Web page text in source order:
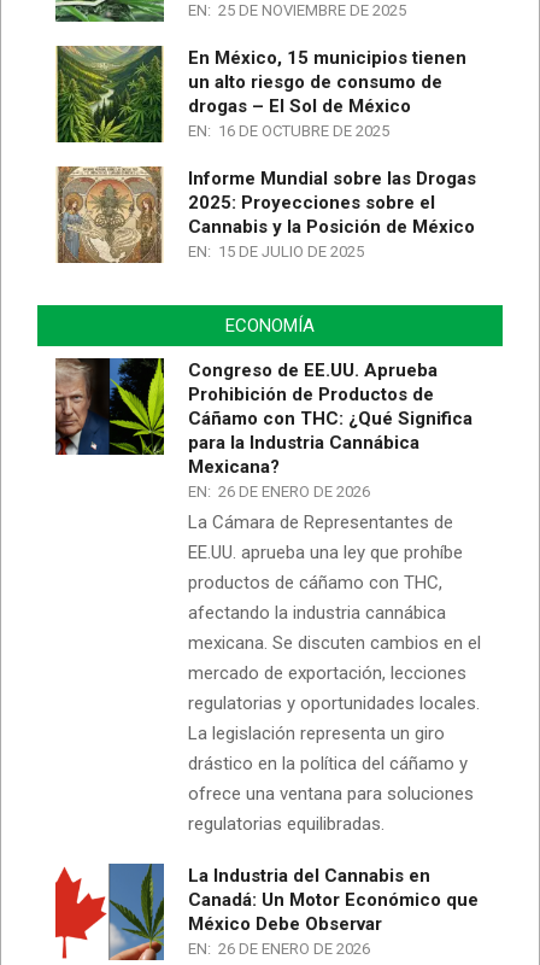
EN: 25 DE NOVIEMBRE DE 2025
En México, 15 municipios tienen
un alto riesgo de consumo de
drogas – El Sol de México
EN: 16 DE OCTUBRE DE 2025
Informe Mundial sobre las Drogas
2025: Proyecciones sobre el
Cannabis y la Posición de México
EN: 15 DE JULIO DE 2025
ECONOMÍA
Congreso de EE.UU. Aprueba
Prohibición de Productos de
Cáñamo con THC: ¿Qué Significa
para la Industria Cannábica
Mexicana?
EN: 26 DE ENERO DE 2026
La Cámara de Representantes de
EE.UU. aprueba una ley que prohíbe
productos de cáñamo con THC,
afectando la industria cannábica
mexicana. Se discuten cambios en el
mercado de exportación, lecciones
regulatorias y oportunidades locales.
La legislación representa un giro
drástico en la política del cáñamo y
ofrece una ventana para soluciones
regulatorias equilibradas.
La Industria del Cannabis en
Canadá: Un Motor Económico que
México Debe Observar
EN: 26 DE ENERO DE 2026